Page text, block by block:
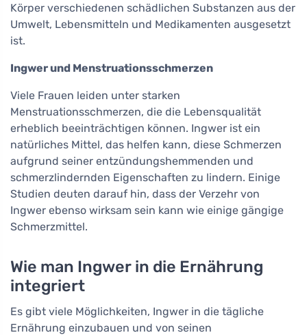
Körper verschiedenen schädlichen Substanzen aus der
Umwelt, Lebensmitteln und Medikamenten ausgesetzt
ist.
Ingwer und Menstruationsschmerzen
Viele Frauen leiden unter starken
Menstruationsschmerzen, die die Lebensqualität
erheblich beeinträchtigen können. Ingwer ist ein
natürliches Mittel, das helfen kann, diese Schmerzen
aufgrund seiner entzündungshemmenden und
schmerzlindernden Eigenschaften zu lindern. Einige
Studien deuten darauf hin, dass der Verzehr von
Ingwer ebenso wirksam sein kann wie einige gängige
Schmerzmittel.
Wie man Ingwer in die Ernährung
integriert
Es gibt viele Möglichkeiten, Ingwer in die tägliche
Ernährung einzubauen und von seinen